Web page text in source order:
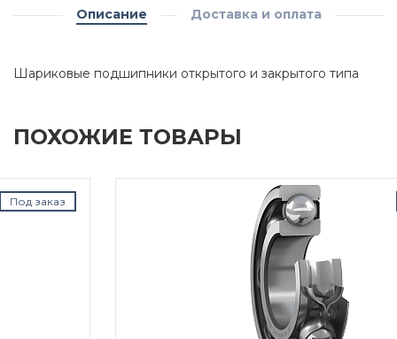
Описание Доставка и оплата
Шариковые подшипники открытого и закрытого типа
ПОХОЖИЕ ТОВАРЫ
Под заказ